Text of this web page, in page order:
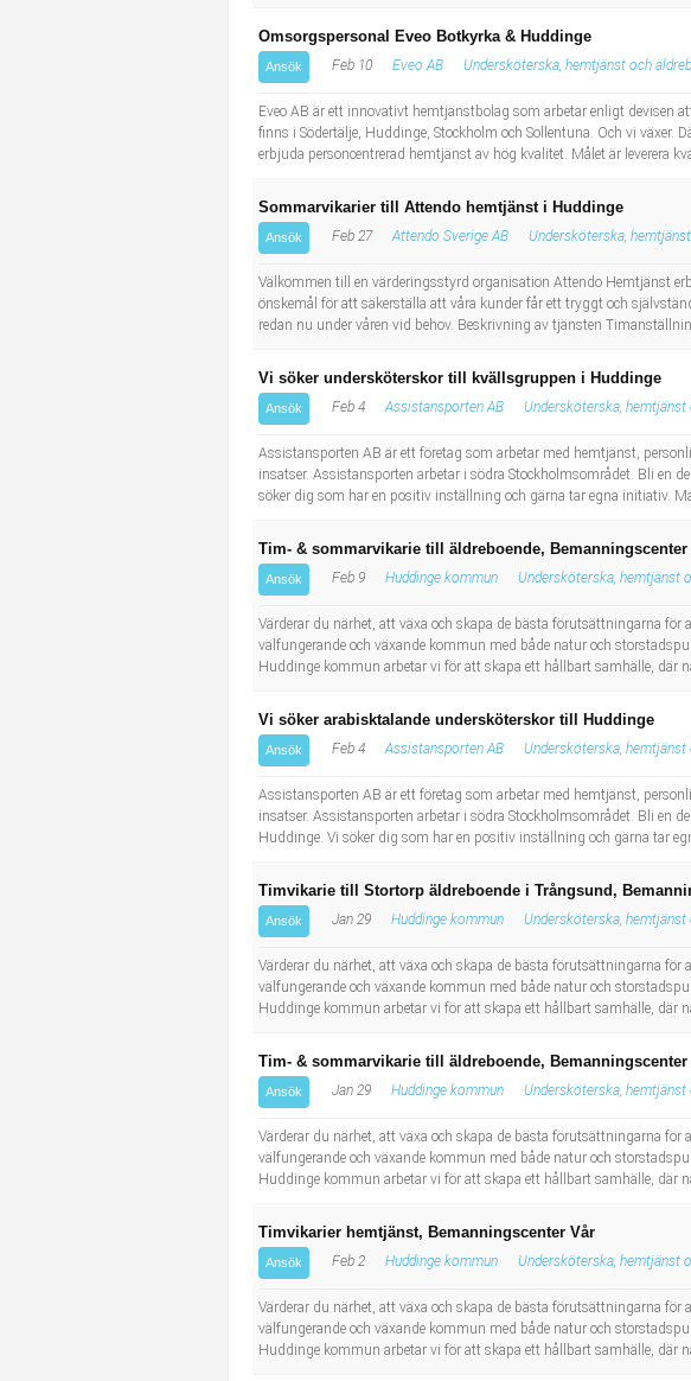
Omsorgspersonal Eveo Botkyrka & Huddinge
Ansök Feb 10 Eveo AB Undersköterska, hemtjänst och
Eveo AB är ett innovativt hemtjänstbolag som arbetar enligt devisen
finns i Södertälje, Huddinge, Stockholm och Sollentuna. Och vi växer.
erbjuda personcentrerad hemtjänst av hög kvalitet. Målet är leverera
Sommarvikarier till Attendo hemtjänst i Huddinge
Ansök Feb 27 Attendo Sverige AB Undersköterska,
Välkommen till en värderingsstyrd organisation Attendo Hemtjänst
önskemål för att säkerställa att våra kunder får ett tryggt och
redan nu under våren vid behov. Beskrivning av tjänsten
Vi söker undersköterskor till kvällsgruppen i Huddinge
Ansök Feb 4 Assistansporten AB Undersköterska, hemtjänst
Assistansporten AB är ett företag som arbetar med hemtjänst,
insatser. Assistansporten arbetar i södra Stockholmsområdet. Bli en
söker dig som har en positiv inställning och gärna tar egna initiativ.
Tim- & sommarvikarie till äldreboende, Bemanningscenter
Ansök Feb 9 Huddinge kommun Undersköterska, hemtjänst
Värderar du närhet, att växa och skapa de bästa förutsättningarna
välfungerande och växande kommun med både natur och
Huddinge kommun arbetar vi för att skapa ett hållbart samhälle, där
Vi söker arabisktalande undersköterskor till Huddinge
Ansök Feb 4 Assistansporten AB Undersköterska, hemtjänst
Assistansporten AB är ett företag som arbetar med hemtjänst,
insatser. Assistansporten arbetar i södra Stockholmsområdet. Bli en
Huddinge. Vi söker dig som har en positiv inställning och gärna tar
Timvikarie till Stortorp äldreboende i Trångsund,
Ansök Jan 29 Huddinge kommun Undersköterska, hemtjänst
Värderar du närhet, att växa och skapa de bästa förutsättningarna
välfungerande och växande kommun med både natur och
Huddinge kommun arbetar vi för att skapa ett hållbart samhälle, där
Tim- & sommarvikarie till äldreboende, Bemanningscenter
Ansök Jan 29 Huddinge kommun Undersköterska, hemtjänst
Värderar du närhet, att växa och skapa de bästa förutsättningarna
välfungerande och växande kommun med både natur och
Huddinge kommun arbetar vi för att skapa ett hållbart samhälle, där
Timvikarier hemtjänst, Bemanningscenter Vår
Ansök Feb 2 Huddinge kommun Undersköterska, hemtjänst
Värderar du närhet, att växa och skapa de bästa förutsättningarna
välfungerande och växande kommun med både natur och
Huddinge kommun arbetar vi för att skapa ett hållbart samhälle, där